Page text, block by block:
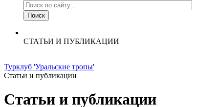
СТАТЬИ И ПУБЛИКАЦИИ
Турклуб 'Уральские тропы'
Статьи и публикации
Статьи и публикации